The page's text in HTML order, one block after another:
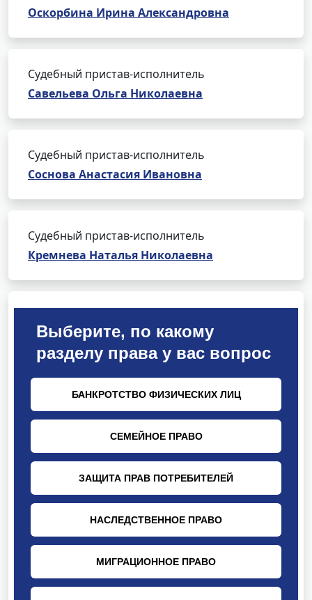
Оскорбина Ирина Александровна
Судебный пристав-исполнитель
Савельева Ольга Николаевна
Судебный пристав-исполнитель
Соснова Анастасия Ивановна
Судебный пристав-исполнитель
Кремнева Наталья Николаевна